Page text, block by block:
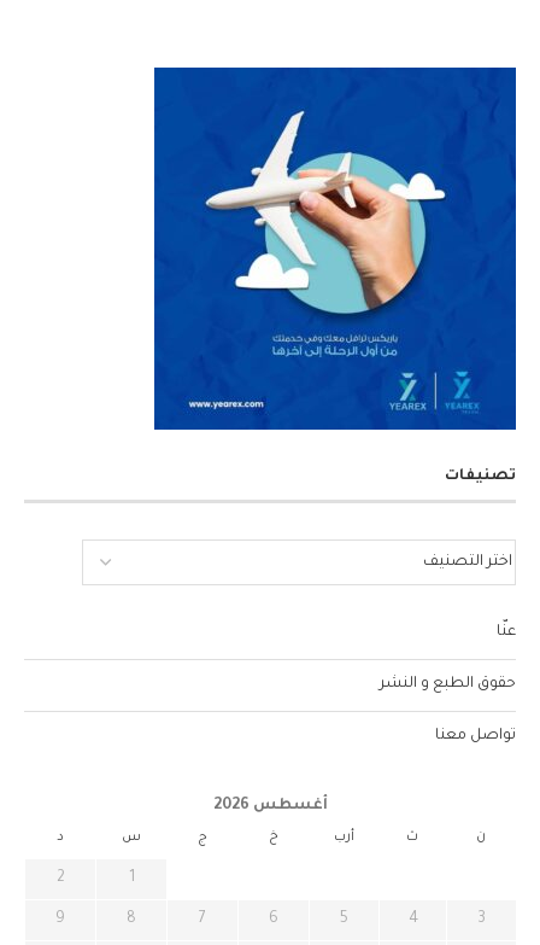
تصنيفات
عنّا
حقوق الطبع و النشر
تواصل معنا
أغسطس 2026
ن ث أرب خ ج س د
1
2
3
4
5
6
7
8
9